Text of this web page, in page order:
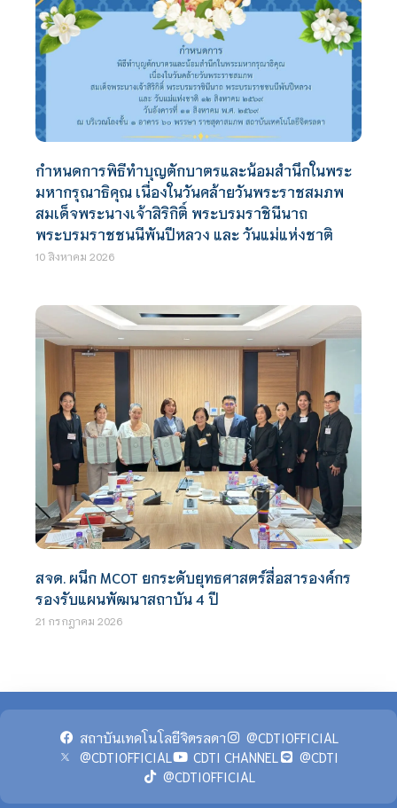
กำหนดการพิธีทำบุญตักบาตรและน้อมสำนึกในพระ
มหากรุณาธิคุณ เนื่องในวันคล้ายวันพระราชสมภพ
สมเด็จพระนางเจ้าสิริกิติ์ พระบรมราชินีนาถ
พระบรมราชชนนีพันปีหลวง และ วันแม่แห่งชาติ
10 สิงหาคม 2026
สจด. ผนึก MCOT ยกระดับยุทธศาสตร์สื่อสารองค์กร
รองรับแผนพัฒนาสถาบัน 4 ปี
21 กรกฎาคม 2026
สถาบันเทคโนโลยีจิตรลดา
@CDTIOFFICIAL
@CDTIOFFICIAL
CDTI CHANNEL
@CDTI
@CDTIOFFICIAL